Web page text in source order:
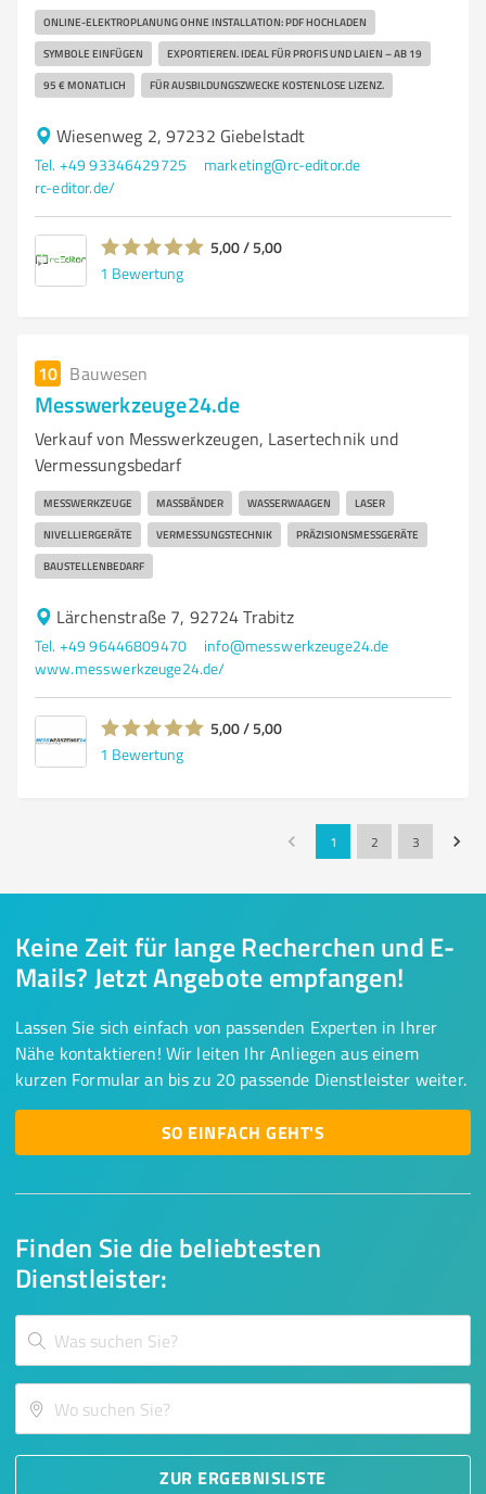
ONLINE-ELEKTROPLANUNG OHNE INSTALLATION: PDF HOCHLADEN
SYMBOLE EINFÜGEN EXPORTIEREN. IDEAL FÜR PROFIS UND LAIEN – AB 19
95 € MONATLICH FÜR AUSBILDUNGSZWECKE KOSTENLOSE LIZENZ.
Wiesenweg 2, 97232 Giebelstadt
Tel. +49 93346429725
marketing@rc-editor.de
rc-editor.de/
5,00 / 5,00
1 Bewertung
10 Bauwesen
Messwerkzeuge24.de
Verkauf von Messwerkzeugen, Lasertechnik und
Vermessungsbedarf
MESSWERKZEUGE MASSBÄNDER WASSERWAAGEN LASER
NIVELLIERGERÄTE VERMESSUNGSTECHNIK PRÄZISIONSMESSGERÄTE
BAUSTELLENBEDARF
Lärchenstraße 7, 92724 Trabitz
Tel. +49 96446809470
info@messwerkzeuge24.de
www.messwerkzeuge24.de/
5,00 / 5,00
1 Bewertung
1 2 3
Finden Sie die beliebtesten
Dienstleister:
ZUR ERGEBNISLISTE
Keine Zeit für lange Recherchen und E-
Mails? Jetzt Angebote empfangen!
Lassen Sie sich einfach von passenden Experten in Ihrer
Nähe kontaktieren! Wir leiten Ihr Anliegen aus einem
kurzen Formular an bis zu 20 passende Dienstleister weiter.
SO EINFACH GEHT'S